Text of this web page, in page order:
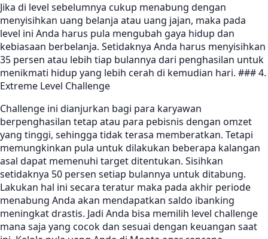
Jika di level sebelumnya cukup menabung dengan
menyisihkan uang belanja atau uang jajan, maka pada
level ini Anda harus pula mengubah gaya hidup dan
kebiasaan berbelanja. Setidaknya Anda harus menyisihkan
35 persen atau lebih tiap bulannya dari penghasilan untuk
menikmati hidup yang lebih cerah di kemudian hari. ### 4.
Extreme Level Challenge
Challenge ini dianjurkan bagi para karyawan
berpenghasilan tetap atau para pebisnis dengan omzet
yang tinggi, sehingga tidak terasa memberatkan. Tetapi
memungkinkan pula untuk dilakukan beberapa kalangan
asal dapat memenuhi target ditentukan. Sisihkan
setidaknya 50 persen setiap bulannya untuk ditabung.
Lakukan hal ini secara teratur maka pada akhir periode
menabung Anda akan mendapatkan saldo ibanking
meningkat drastis. Jadi Anda bisa memilih level challenge
mana saja yang cocok dan sesuai dengan keuangan saat